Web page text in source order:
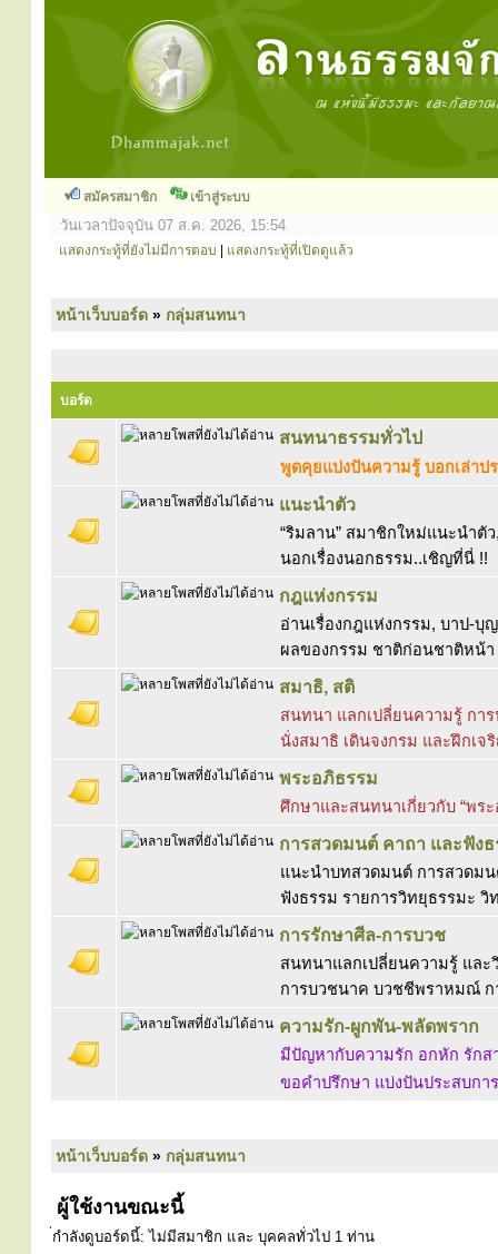
สมัครสมาชิก เข้าสู่ระบบ
วันเวลาปัจจุบัน 07 ส.ค. 2026, 15:54
แสดงกระทู้ที่ยังไม่มีการตอบ แสดงกระทู้ที่เปิดดูแล้ว
หน้าเว็บบอร์ด » กลุ่มสนทนา
บอร์ด
สนทนาธรรมทั่วไป
พูดคุยแบ่งปันความรู้ บอกเล่า
แนะนำตัว
“ริมลาน” สมาชิกใหม่แนะนำตั
นอกเรื่องนอกธรรม..เชิญที่นี่ !!
กฎแห่งกรรม
อ่านเรื่องกฎแห่งกรรม, บาป-
ผลของกรรม ชาติก่อนชาติหน้า
สมาธิ, สติ
สนทนา แลกเปลี่ยนความรู้ กา
นั่งสมาธิ เดินจงกรม และฝึกเจ
พระอภิธรรม
ศึกษาและสนทนาเกี่ยวกับ “พร
การสวดมนต์ คาถา และฟัง
แนะนำบทสวดมนต์ การสวดมน
ฟังธรรม รายการวิทยุธรรมะ วิ
การรักษาศีล-การบวช
สนทนาแลกเปลี่ยนความรู้ และ
การบวชนาค บวชชีพราหมณ์ ก
ความรัก-ผูกพัน-พลัดพราก
มีปัญหากับความรัก อกหัก รักส
ขอคำปรึกษา แบ่งปันประสบกา
หน้าเว็บบอร์ด » กลุ่มสนทนา
ผู้ใช้งานขณะนี้
่กำลังดูบอร์ดนี้: ไม่มีสมาชิก และ บุคคลทั่วไป 1 ท่าน